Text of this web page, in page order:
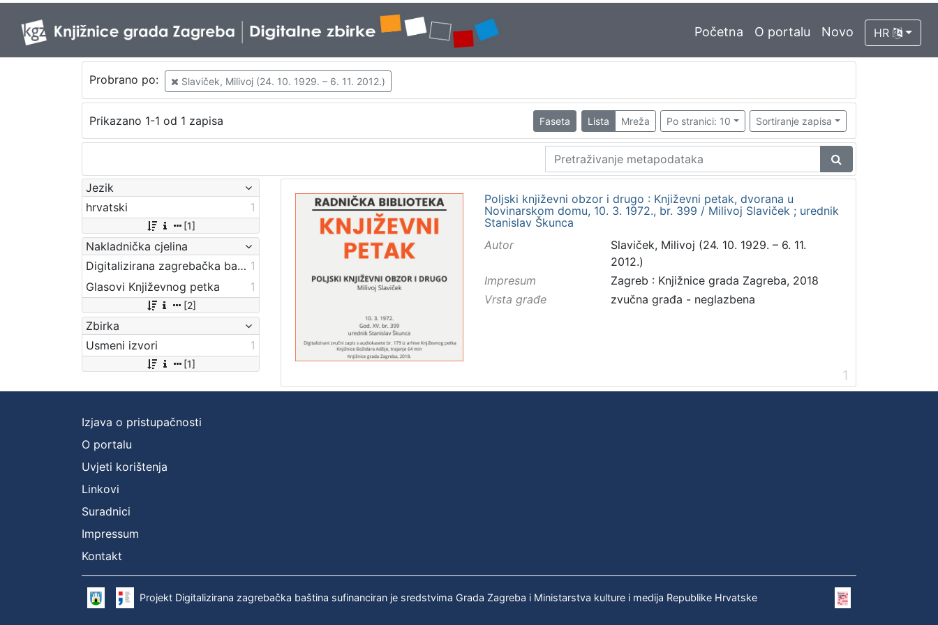
Početna O portalu Novo HR
Probrano po: Slaviček, Milivoj (24. 10. 1929. – 6. 11. 2012.)
Prikazano 1-1 od 1 zapisa Faseta Lista Mreža Po stranici: 10 Sortiranje zapisa
Jezik
hrvatski
1
[1]
Nakladnička cjelina
Digitalizirana zagrebačka baština 1
Glasovi Književnog petka
1
[2]
Zbirka
Usmeni izvori
1
[1]
Poljski književni obzor i drugo : Književni petak, dvorana u
Novinarskom domu, 10. 3. 1972., br. 399 / Milivoj Slaviček ; urednik
Stanislav Škunca
Autor
Slaviček, Milivoj (24. 10. 1929. – 6. 11.
2012.)
Impresum
Zagreb : Knjižnice grada Zagreba, 2018
Vrsta građe
zvučna građa - neglazbena
1
Izjava o pristupačnosti
O portalu
Uvjeti korištenja
Linkovi
Suradnici
Impressum
Kontakt
Projekt Digitalizirana zagrebačka baština sufinanciran je sredstvima Grada Zagreba i Ministarstva kulture i medija Republike Hrvatske